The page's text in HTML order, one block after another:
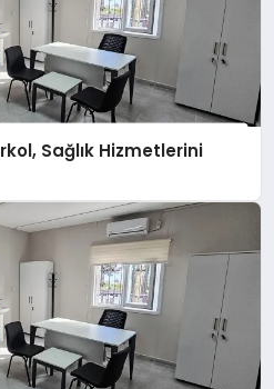
Sağlık Hizmetlerini